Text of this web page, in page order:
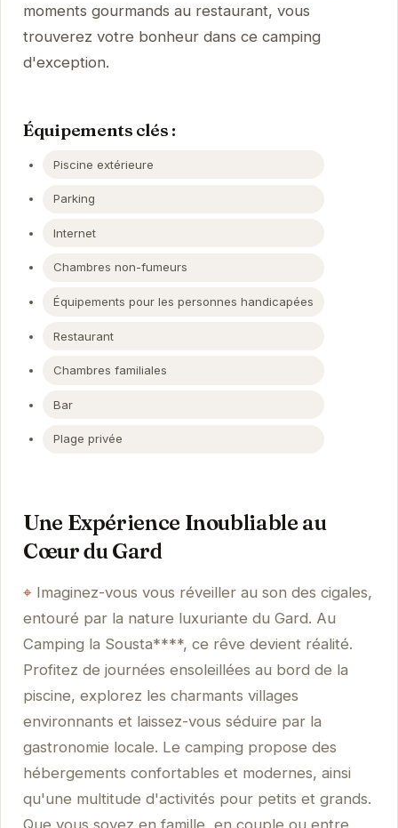
moments gourmands au restaurant, vous
trouverez votre bonheur dans ce camping
d'exception.
Équipements clés :
Piscine extérieure
Parking
Internet
Chambres non-fumeurs
Équipements pour les personnes handicapées
Restaurant
Chambres familiales
Bar
Plage privée
Une Expérience Inoubliable au
Cœur du Gard
Imaginez-vous vous réveiller au son des cigales,
entouré par la nature luxuriante du Gard. Au
Camping la Sousta****, ce rêve devient réalité.
Profitez de journées ensoleillées au bord de la
piscine, explorez les charmants villages
environnants et laissez-vous séduire par la
gastronomie locale. Le camping propose des
hébergements confortables et modernes, ainsi
qu'une multitude d'activités pour petits et grands.